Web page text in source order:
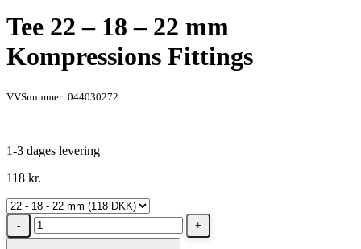
Tee 22 – 18 – 22 mm
Kompressions Fittings
VVSnummer: 044030272
1-3 dages levering
118 kr.
Tee
22